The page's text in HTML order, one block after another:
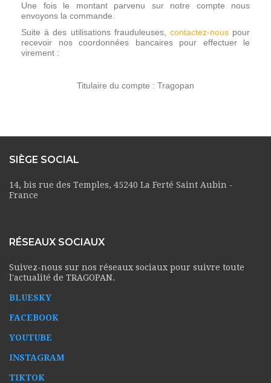
Une fois le montant parvenu sur notre compte nous
envoyons la commande.
Suite à des utilisations frauduleuses, contactez-nouspour
recevoir nos coordonnées bancaires pour effectuer le
virement :
Titulaire du compte : Tragopan
SIÈGE SOCIAL
14, bis rue des Temples, 45240 La Ferté Saint Aubin -
France
RÉSEAUX SOCIAUX
Suivez-nous sur nos réseaux sociaux pour suivre toute
l'actualité de TRAGOPAN.
BLUESKY
FACEBOOK
YOUTUBE
INSTAGRAM
TIKTOK